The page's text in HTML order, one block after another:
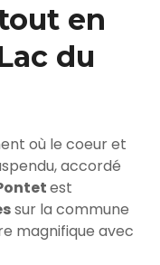
en
du
où le coeur et
accordé
est
sur la commune
magnifique avec